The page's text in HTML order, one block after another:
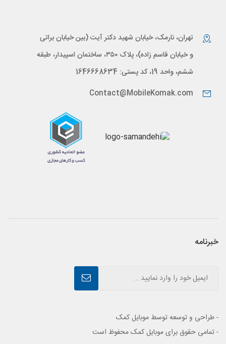
تهران، نارمک، خیابان شهید دکتر آیت (بین خیابان براتی
و خیابان قاسم زاده)، پلاک ۳۵۰، ساختمان اسپیدار، طبقه
ششم، واحد 19، کد پستی: 1646668634
Contact@MobileKomak.com
خبرنامه
- طراحی و توسعه توسط موبایل کمک
- تمامی حقوق برای موبایل کمک محفوظ است